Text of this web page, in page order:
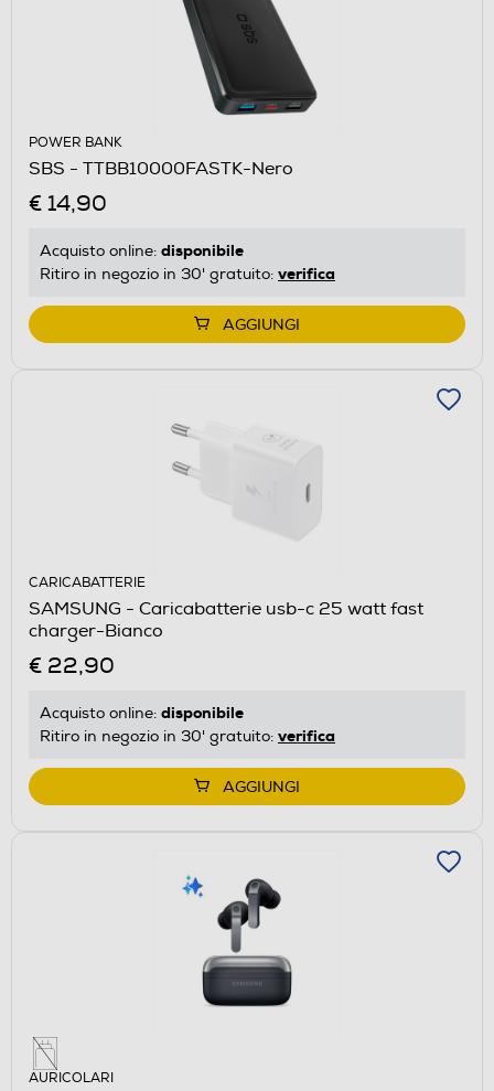
POWER BANK
SBS - TTBB10000FASTK-Nero
€ 14,90
Acquisto online: disponibile
Ritiro in negozio in 30' gratuito: verifica
AGGIUNGI
CARICABATTERIE
SAMSUNG - Caricabatterie usb-c 25 watt fast
charger-Bianco
€ 22,90
Acquisto online: disponibile
Ritiro in negozio in 30' gratuito: verifica
AGGIUNGI
AURICOLARI